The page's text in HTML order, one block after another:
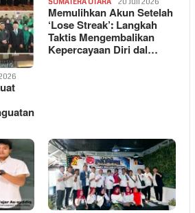
Memulihkan Akun Setelah
‘Lose Streak’: Langkah
Taktis Mengembalikan
Kepercayaan Diri dal…